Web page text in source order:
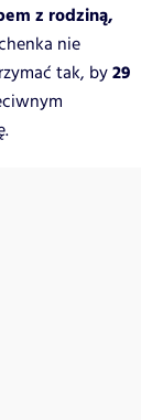
z rodziną,
nie
tak, by29